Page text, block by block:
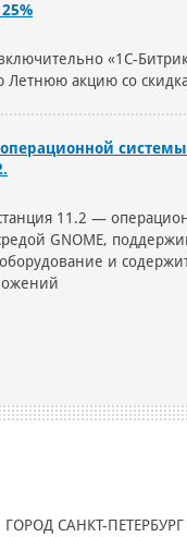
«1С-
Летнюю акцию со
системы
11.2 —
GNOME,
и
ГОРОД САНКТ-ПЕТЕРБУРГ